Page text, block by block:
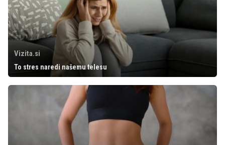
Vizita.si
To stres naredi našemu telesu